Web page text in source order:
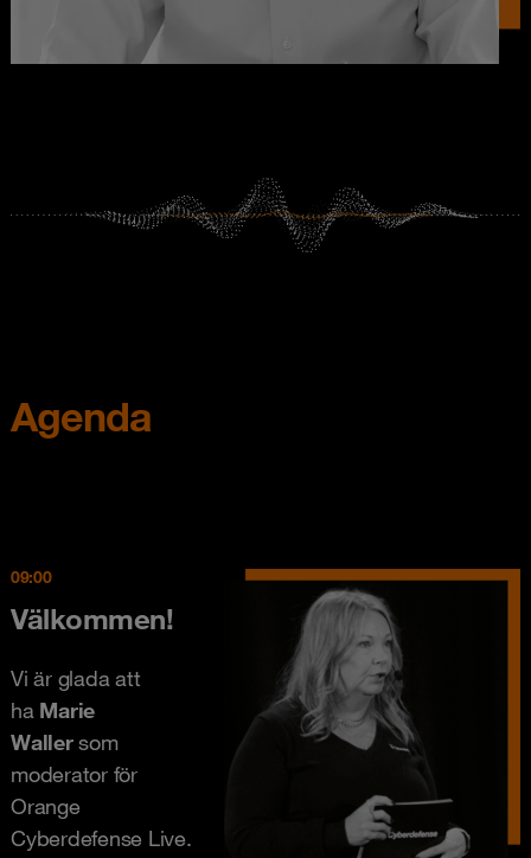
Agenda
09:00
Välkommen!
Vi är glada att
ha Marie
Wallersom
moderator för
Orange
Cyberdefense Live.